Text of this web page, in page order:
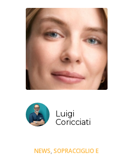
Luigi
Coricciati
NEWS ,SOPRACCIGLIO E